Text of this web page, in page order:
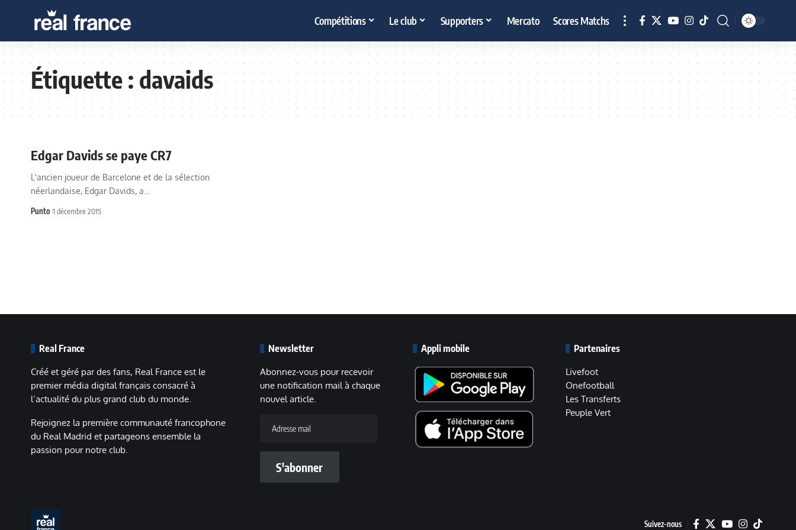
Compétitions Le club Supporters Mercato Scores Matchs
Étiquette :davaids
Edgar Davids se paye CR7
L'ancien joueur de Barcelone et de la sélection
néerlandaise, Edgar Davids, a…
Punto 1 décembre 2015
Real France
Créé et géré par des fans, Real France est le
premier média digital français consacré à
l’actualité du plus grand club du monde.
Rejoignez la première communauté francophone
du Real Madrid et partageons ensemble la
passion pour notre club.
Newsletter
Abonnez-vous pour recevoir
une notification mail à chaque
nouvel article.
mail
S'abonner
Appli mobile Partenaires
Livefoot
Onefootball
Les Transferts
Peuple Vert
Suivez-nous